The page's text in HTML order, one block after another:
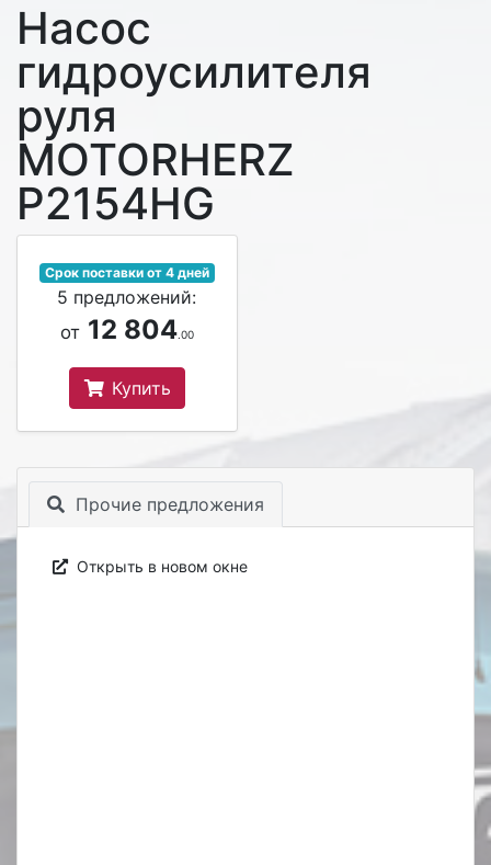
Насос
гидроусилителя
руля
MOTORHERZ
P2154HG
Срок поставки от 4 дней
5 предложений:
от 12 804.00
Купить
Прочие предложения
Открыть в новом окне